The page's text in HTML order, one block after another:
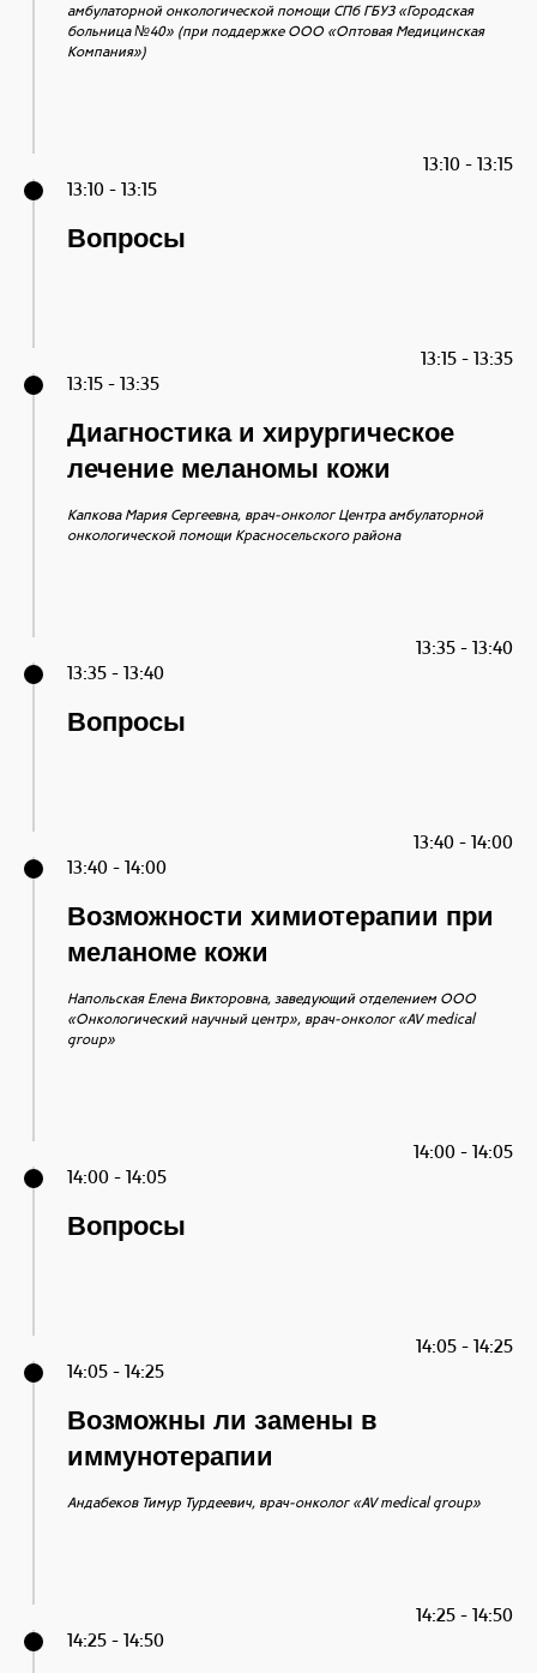
амбулаторной онкологической помощи СПб ГБУЗ «Городская
больница №40» (при поддержке ООО «Оптовая Медицинская
Компания»)
13:10 - 13:15
13:10 - 13:15
Вопросы
13:15 - 13:35
13:15 - 13:35
Диагностика и хирургическое
лечение меланомы кожи
Капкова Мария Сергеевна, врач-онколог Центра амбулаторной
онкологической помощи Красносельского района
13:35 - 13:40
13:35 - 13:40
Вопросы
13:40 - 14:00
13:40 - 14:00
Возможности химиотерапии при
меланоме кожи
Напольская Елена Викторовна, заведующий отделением ООО
«Онкологический научный центр», врач-онколог «AV medical
group»
14:00 - 14:05
14:00 - 14:05
Вопросы
14:05 - 14:25
14:05 - 14:25
Возможны ли замены в
иммунотерапии
Андабеков Тимур Турдеевич, врач-онколог «AV medical group»
14:25 - 14:50
14:25 - 14:50